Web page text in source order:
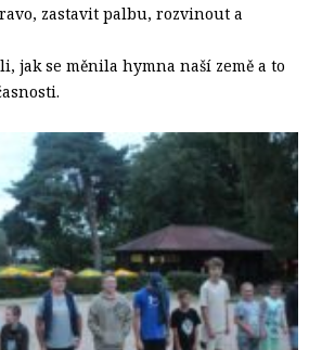
zastavit palbu, rozvinout a
jak se měnila hymna naší země a to